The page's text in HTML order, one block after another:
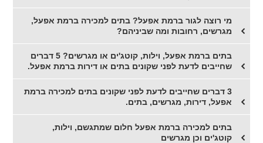
מי רוצה לגור ברמת אפעל? בתים למכירה ברמת אפעל,
מגרשים, רחובות ומה שביניהם?
בתים ברמת אפעל, וילות, קוטג'ים או מגרשים? 5 דברים
שחייבים לדעת לפני שקונים בתים או דירות ברמת אפעל.
3 דברים שחייבים לדעת לפני שקונים בתים למכירה ברמת
אפעל, דירות, מגרשים, בתים.
בתים למכירה ברמת אפעל חלום שמתגשם, וילות,
קוטג'ים וכן מגרשים